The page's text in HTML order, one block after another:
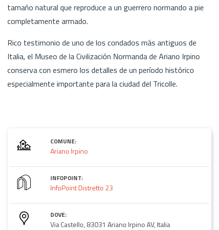
tamaño natural que reproduce a un guerrero normando a pie
completamente armado.
Rico testimonio de uno de los condados más antiguos de
Italia, el Museo de la Civilización Normanda de Ariano Irpino
conserva con esmero los detalles de un período histórico
especialmente importante para la ciudad del Tricolle.
COMUNE:
Ariano Irpino
INFOPOINT:
InfoPoint Distretto 23
DOVE:
Via Castello, 83031 Ariano Irpino AV, Italia